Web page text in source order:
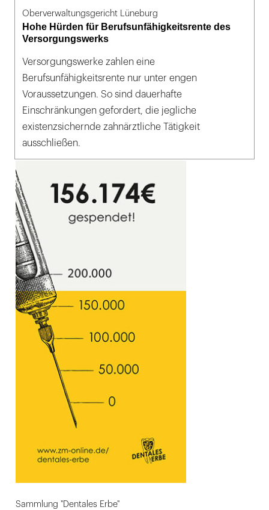
Oberverwaltungsgericht Lüneburg
Hohe Hürden für Berufsunfähigkeitsrente des
Versorgungswerks
Versorgungswerke zahlen eine
Berufsunfähigkeitsrente nur unter engen
Voraussetzungen. So sind dauerhafte
Einschränkungen gefordert, die jegliche
existenzsichernde zahnärztliche Tätigkeit
ausschließen.
Sammlung "Dentales Erbe"